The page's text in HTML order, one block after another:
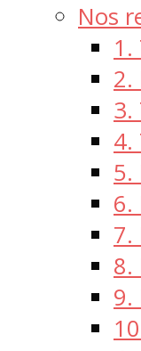
Nos
1.
2.
3.
4.
5.
6.
7.
8.
9.